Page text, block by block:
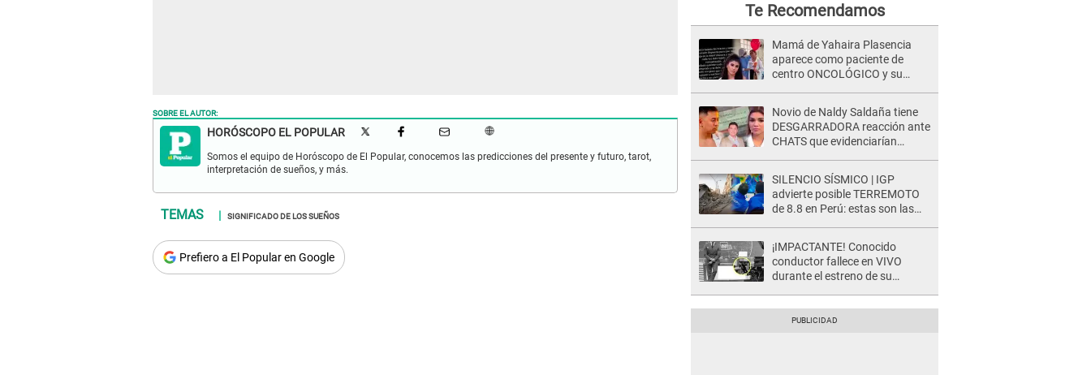
SOBRE EL AUTOR:
HORÓSCOPO EL POPULAR
Somos el equipo de Horóscopo de El Popular, conocemos las predicciones del presente y futuro, tarot,
interpretación de sueños, y más.
SIGNIFICADO DE LOS SUEÑOS
Prefiero a El Popular en Google
Te Recomendamos
Mamá de Yahaira Plasencia
aparece como paciente de
centro ONCOLÓGICO y su
Novio de Naldy Saldaña tiene
DESGARRADORA reacción ante
CHATS que evidenciarían
'La Bella Luz': "Se puso..."
SILENCIO SÍSMICO | IGP
advierte posible TERREMOTO
de 8.8 en Perú: estas son las
¡IMPACTANTE! Conocido
conductor fallece en VIVO
durante el estreno de su